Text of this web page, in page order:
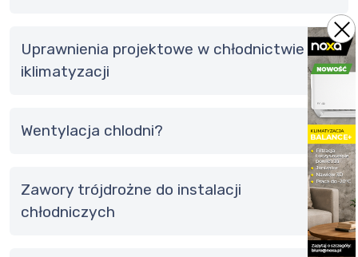
Uprawnienia projektowe w chłodnictwie
iklimatyzacji
Wentylacja chlodni?
Zawory trójdrożne do instalacji
chłodniczych